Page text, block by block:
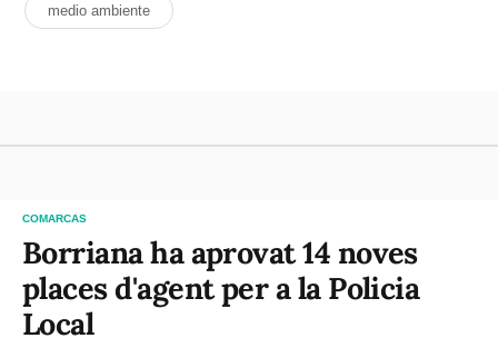
medio ambiente
COMARCAS
Borriana ha aprovat 14 noves
places d'agent per a la Policia
Local